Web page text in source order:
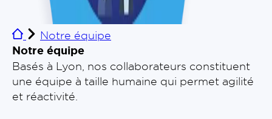
Notre équipe
Notre équipe
Basés à Lyon, nos collaborateurs constituent
une équipe à taille humaine qui permet agilité
et réactivité.